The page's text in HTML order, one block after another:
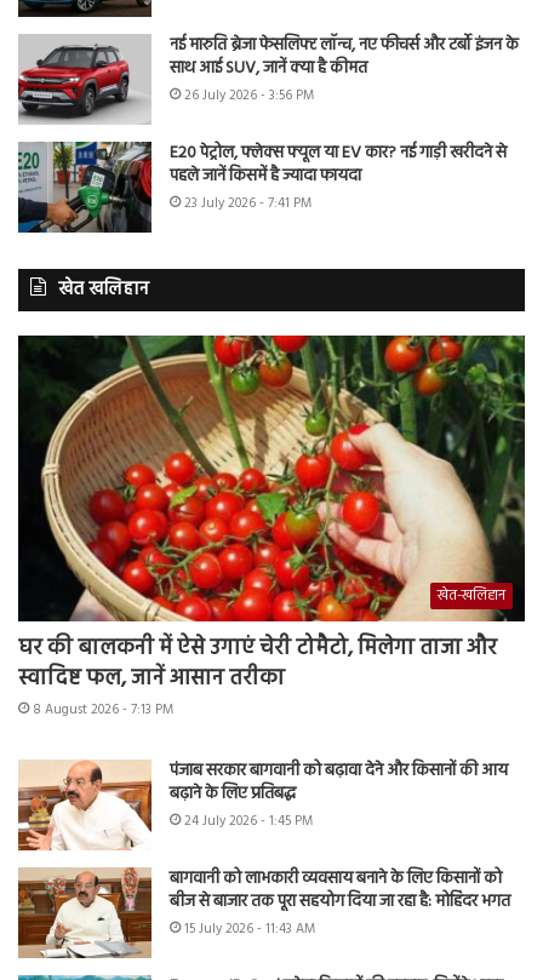
नई मारुति ब्रेजा फेसलिफ्ट लॉन्च, नए फीचर्स और टर्बो इंजन के
साथ आई SUV, जानें क्या है कीमत
26 July 2026 - 3:56 PM
E20 पेट्रोल, फ्लेक्स फ्यूल या EV कार? नई गाड़ी खरीदने से
पहले जानें किसमें है ज्यादा फायदा
23 July 2026 - 7:41 PM
खेत खलिहान
खेत-खलिहान
घर की बालकनी में ऐसे उगाएं चेरी टोमैटो, मिलेगा ताजा और
स्वादिष्ट फल, जानें आसान तरीका
8 August 2026 - 7:13 PM
पंजाब सरकार बागवानी को बढ़ावा देने और किसानों की आय
बढ़ाने के लिए प्रतिबद्ध
24 July 2026 - 1:45 PM
बागवानी को लाभकारी व्यवसाय बनाने के लिए किसानों को
बीज से बाजार तक पूरा सहयोग दिया जा रहा है: मोहिंदर भगत
15 July 2026 - 11:43 AM